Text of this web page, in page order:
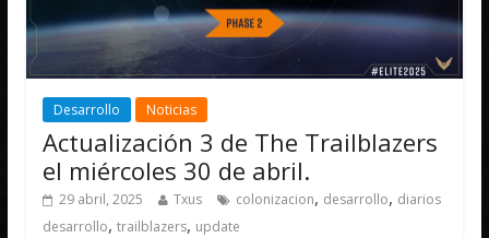
Desarrollo Noticias
Actualización 3 de The Trailblazers
el miércoles 30 de abril.
29 abril, 2025 Txus colonizacion, desarrollo, diarios
desarrollo,trailblazers, update